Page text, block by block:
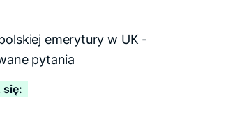
emerytury w UK -
pytania
się: